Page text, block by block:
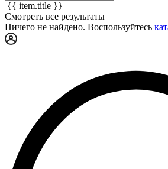
{{ item.title }}
Смотреть все результаты
Ничего не найдено. Воспользуйтесь